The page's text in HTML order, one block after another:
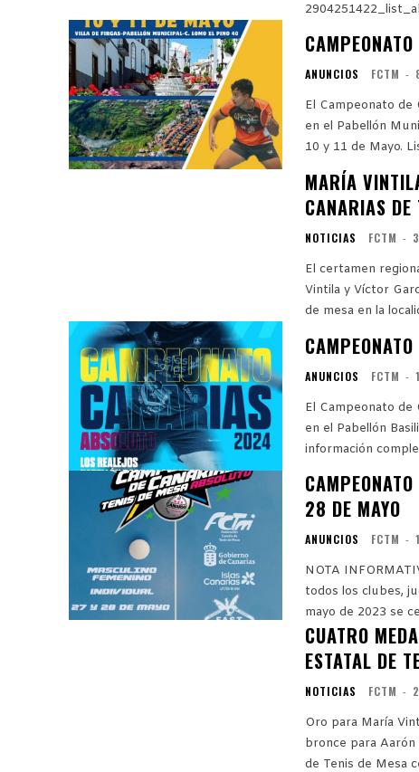
ANUNCIOS FCTM -
El Campeonato de
en el Pabellón
10 y
MARÍA
CANARIAS DE
NOTICIAS FCTM -
El certamen
Vintila y Víctor
de mesa en la
ANUNCIOS FCTM -
El Campeonato de
en el Pabellón Basilio
información
28 DE MAYO
ANUNCIOS FCTM -
NOTA INFORMATIVA N.º 7 –
todos los clubes,
mayo de 2023 se
CUATRO
ESTATAL DE
NOTICIAS FCTM -
Oro para María
bronce para Aarón Dorta Cuatro de medallas para Canarias
de Tenis de Mesa